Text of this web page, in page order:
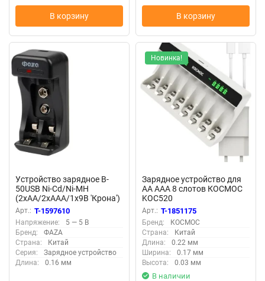
В корзину В корзину
Устройство зарядное B-
50USB Ni-Cd/Ni-MH
(2хAA/2хAAA/1х9В 'Крона')
индикатор зарядки
питание от USB кабель
MicroUSB-USB в компл.
ФАZА 5038806
Арт.: T-1597610
Напряжение:
5 — 5 В
Бренд:
ФАZА
Страна:
Китай
Серия:
Зарядное устройство
Длина:
0.16 мм
Новинка!
Зарядное устройство для
АА ААА 8 слотов КОСМОС
KOC520
Арт.: T-1851175
Бренд:
КОСМОС
Страна:
Китай
Длина:
0.22 мм
Ширина:
0.17 мм
Высота:
0.03 мм
В наличии